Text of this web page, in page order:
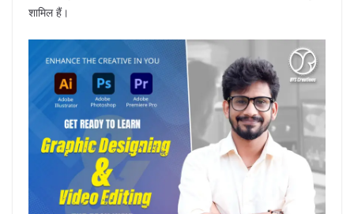
शामिल हैं।